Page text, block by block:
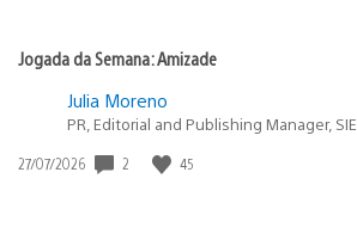
Jogada da Semana: Amizade
Julia Moreno
PR, Editorial and Publishing Manager, SIE
Data
27/07/2026 2 45